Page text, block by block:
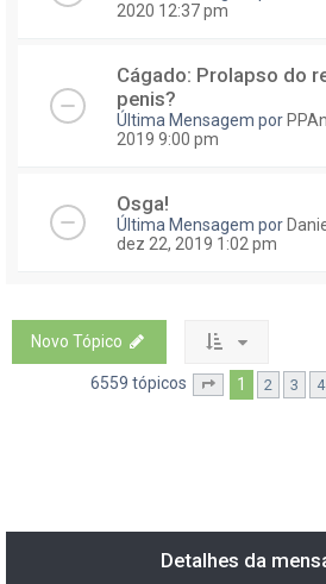
2020 12:37 pm
Cágado: Prolapso do
penis?
Última Mensagem por
2019 9:00 pm
Osga!
Última Mensagem por
dez 22, 2019 1:02 pm
Novo Tópico
6559 tópicos Página1 de 132
1 2 3 4
Detalhes da